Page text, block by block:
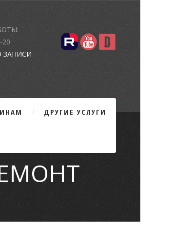
ЗАПИСИ
ДРУГИЕ УСЛУГИ